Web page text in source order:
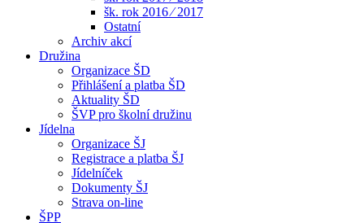
šk. rok 2016 ⁄ 2017
Ostatní
Archiv akcí
Družina
Organizace ŠD
Přihlášení a platba ŠD
Aktuality ŠD
ŠVP pro školní družinu
Jídelna
Organizace ŠJ
Registrace a platba ŠJ
Jídelníček
Dokumenty ŠJ
Strava on-line
ŠPP